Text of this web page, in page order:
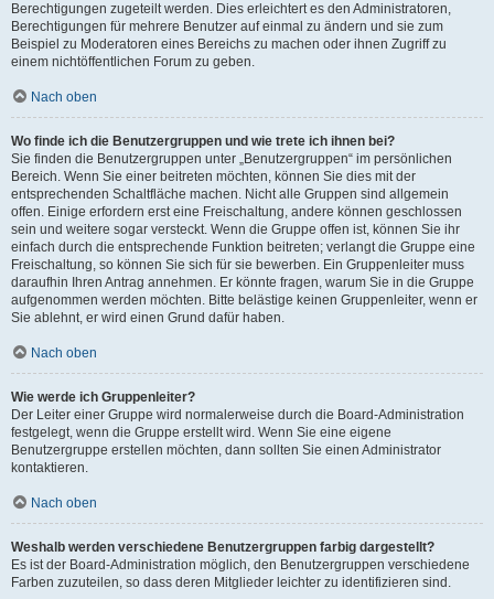
Berechtigungen zugeteilt werden. Dies erleichtert es den Administratoren,
Berechtigungen für mehrere Benutzer auf einmal zu ändern und sie zum
Beispiel zu Moderatoren eines Bereichs zu machen oder ihnen Zugriff zu
einem nichtöffentlichen Forum zu geben.
Nach oben
Wo finde ich die Benutzergruppen und wie trete ich ihnen bei?
Sie finden die Benutzergruppen unter „Benutzergruppen“ im persönlichen
Bereich. Wenn Sie einer beitreten möchten, können Sie dies mit der
entsprechenden Schaltfläche machen. Nicht alle Gruppen sind allgemein
offen. Einige erfordern erst eine Freischaltung, andere können geschlossen
sein und weitere sogar versteckt. Wenn die Gruppe offen ist, können Sie ihr
einfach durch die entsprechende Funktion beitreten; verlangt die Gruppe eine
Freischaltung, so können Sie sich für sie bewerben. Ein Gruppenleiter muss
daraufhin Ihren Antrag annehmen. Er könnte fragen, warum Sie in die Gruppe
aufgenommen werden möchten. Bitte belästige keinen Gruppenleiter, wenn er
Sie ablehnt, er wird einen Grund dafür haben.
Nach oben
Wie werde ich Gruppenleiter?
Der Leiter einer Gruppe wird normalerweise durch die Board-Administration
festgelegt, wenn die Gruppe erstellt wird. Wenn Sie eine eigene
Benutzergruppe erstellen möchten, dann sollten Sie einen Administrator
kontaktieren.
Nach oben
Weshalb werden verschiedene Benutzergruppen farbig dargestellt?
Es ist der Board-Administration möglich, den Benutzergruppen verschiedene
Farben zuzuteilen, so dass deren Mitglieder leichter zu identifizieren sind.